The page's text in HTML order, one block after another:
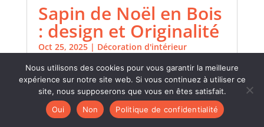
Sapin de Noël en Bois
: design et Originalité
Oct 25, 2025| Décoration d'intérieur
Créer un sapin de Noël en bois est une
excellente manière d'ajouter une touche de
design et d'originalité à votre décoration
festive. Ce projet DIY vous permet d'allier
créativité et durabilité, tout en apportant une
Nous utilisons des cookies pour vous garantir la meilleure
expérience sur notre site web. Si vous continuez à utiliser ce
site, nous supposerons que vous en êtes satisfait.
Oui
Non Politique de confidentialité